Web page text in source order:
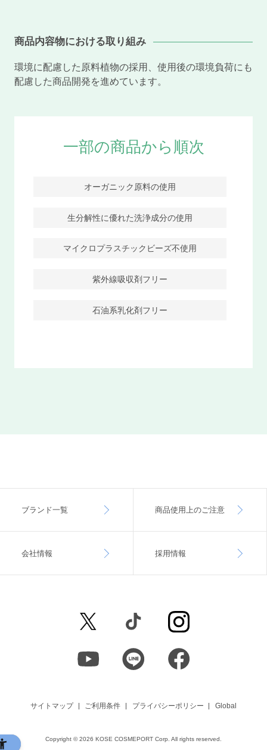
商品内容物における取り組み
環境に配慮した原料植物の採用、使用後の環境負荷にも
配慮した商品開発を進めています。
一部の商品から順次
オーガニック原料の使用
生分解性に優れた洗浄成分の使用
マイクロプラスチックビーズ不使用
紫外線吸収剤フリー
石油系乳化剤フリー
ブランド一覧 商品使用上のご注意
会社情報 採用情報
サイトマップ ご利用条件 プライバシーポリシー Global
Copyright ©2026 KOSE COSMEPORT Corp. All rights reserved.